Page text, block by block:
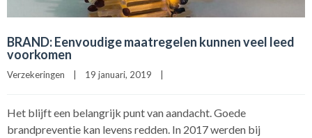
BRAND: Eenvoudige maatregelen kunnen veel leed
voorkomen
Verzekeringen | 19 januari, 2019 |
Het blijft een belangrijk punt van aandacht. Goede
brandpreventie kan levens redden. In 2017 werden bij